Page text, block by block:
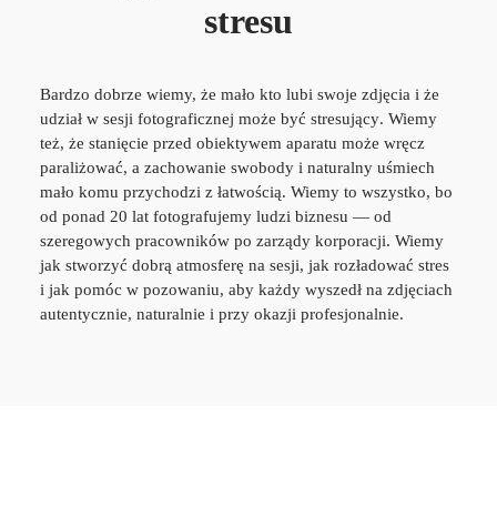
stresu
Bardzo dobrze wiemy, że mało kto lubi swoje zdjęcia i że
udział w sesji fotograficznej może być stresujący. Wiemy
też, że stanięcie przed obiektywem aparatu może wręcz
paraliżować, a zachowanie swobody i naturalny uśmiech
mało komu przychodzi z łatwością. Wiemy to wszystko, bo
od ponad 20 lat fotografujemy ludzi biznesu — od
szeregowych pracowników po zarządy korporacji. Wiemy
jak stworzyć dobrą atmosferę na sesji, jak rozładować stres
i jak pomóc w pozowaniu, aby każdy wyszedł na zdjęciach
autentycznie, naturalnie i przy okazji profesjonalnie.